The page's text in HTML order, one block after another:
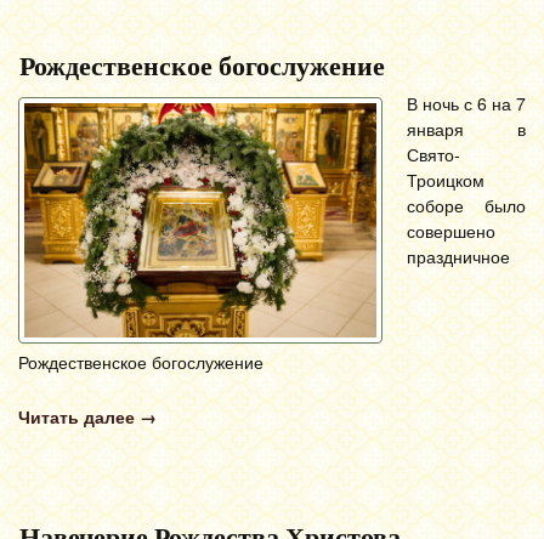
Рождественское богослужение
В ночь с 6 на 7
января в
Свято-
Троицком
соборе было
совершено
праздничное
Рождественское богослужение
Читать далее →